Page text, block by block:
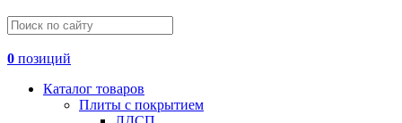
0 позиций
Каталог товаров
Плиты с покрытием